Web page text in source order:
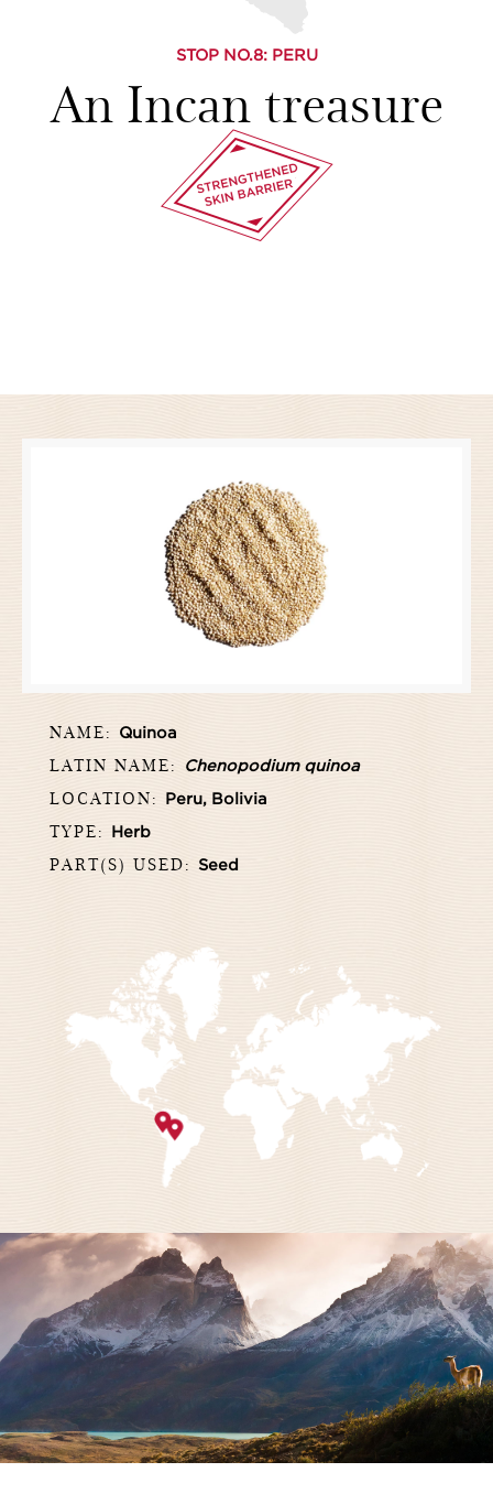
STOP NO.8: PERU
An Incan treasure
NAME: Quinoa
LATIN NAME: Chenopodium quinoa
LOCATION: Peru, Bolivia
TYPE: Herb
PART(S) USED: Seed